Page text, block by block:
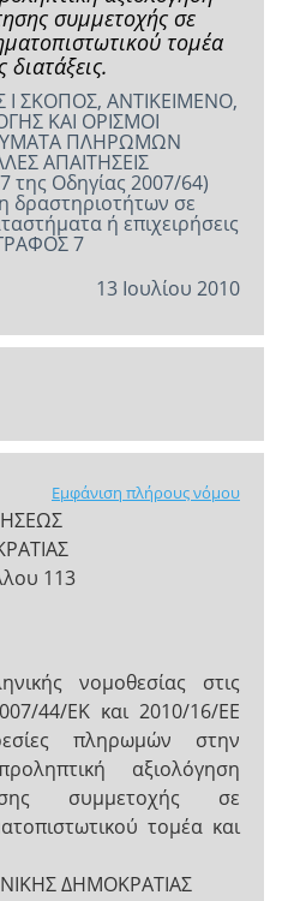
συμμετοχής σε
τομέα
διατάξεις.
ΣΚΟΠΟΣ, ΑΝΤΙΚΕΙΜΕΝΟ,
ΚΑΙ ΟΡΙΣΜΟΙ
ΠΛΗΡΩΜΩΝ
ΑΠΑΙΤΗΣΕΙΣ
της Οδηγίας 2007/64)
δραστηριοτήτων σε
ή επιχειρήσεις
7
13 Ιουλίου 2010
Εμφάνιση πλήρους νόμου
113
νομοθεσίας στις
44/ΕΚ και 2010/16/ΕΕ
πληρωμών στην
αξιολόγηση
συμμετοχής σε
τομέα και
ΔΗΜΟΚΡΑΤΙΑΣ